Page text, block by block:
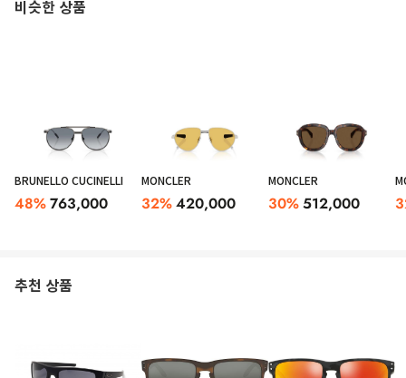
비슷한 상품
BRUNELLO CUCINELLI
48%763,000
MONCLER
32%420,000
MONCLER
30%512,000
추천 상품